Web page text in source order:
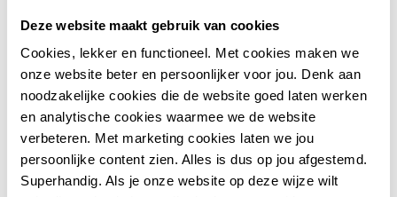
Deze website maakt gebruik van cookies
Cookies, lekker en functioneel. Met cookies maken we
onze website beter en persoonlijker voor jou. Denk aan
noodzakelijke cookies die de website goed laten werken
en analytische cookies waarmee we de website
verbeteren. Met marketing cookies laten we jou
persoonlijke content zien. Alles is dus op jou afgestemd.
Superhandig. Als je onze website op deze wijze wilt